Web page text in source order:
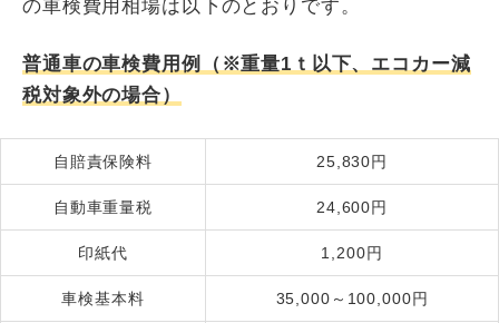
の車検費用相場は以下のとおりです。
普通車の車検費用例（※重量1ｔ以下、エコカー減
税対象外の場合）
自賠責保険料 25,830円
自動車重量税 24,600円
印紙代 1,200円
車検基本料 35,000～100,000円